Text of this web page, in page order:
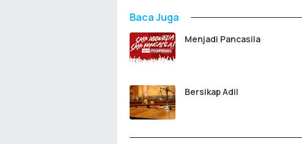
Baca Juga
Menjadi Pancasila
Bersikap Adil